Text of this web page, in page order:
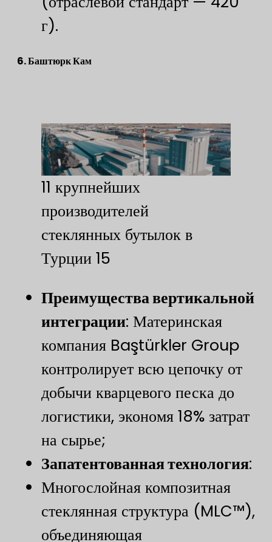
г).
6. Баштюрк Кам
11 крупнейших
производителей
стеклянных бутылок в
Турции 15
​Преимущества вертикальной
интеграции​​: Материнская
компания Baştürkler Group
контролирует всю цепочку от
добычи кварцевого песка до
логистики, экономя 18% затрат
на сырье;
Запатентованная технология​:
Многослойная композитная
стеклянная структура (MLC™),
объединяющая